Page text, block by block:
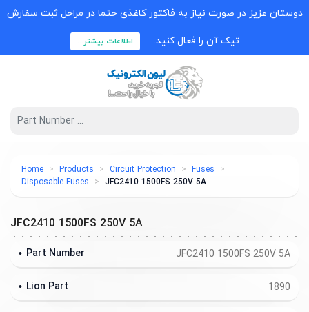
عزیز در صورت نیاز به فاکتور کاغذی حتما در مراحل ثبت سفارش
تیک آن را فعال کنید. اطلاعات بیشتر...
Home Products Circuit Protection
Fuses
Disposable Fuses
JFC2410 1500FS 250V 5A
JFC2410 1500FS 250V 5A
JFC2410 1500FS 250V 5A
Part Number
1890
Lion Part